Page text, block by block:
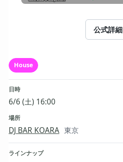
公式詳細
House
日時
6/6 (土) 16:00
場所
DJ BAR KOARA 東京
ラインナップ